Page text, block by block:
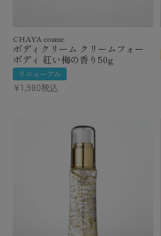
CHAYA cosme
ボディクリーム クリームフォー
ボディ 紅い梅の香り50g
リニューアル
¥1,980税込